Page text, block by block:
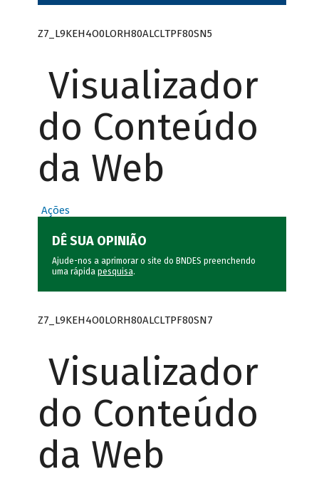
Z7_L9KEH4O0LORH80ALCLTPF80SN5
Visualizador
do Conteúdo
da Web
Ações
DÊ SUA OPINIÃO
Ajude-nos a aprimorar o site do BNDES preenchendo
uma rápida pesquisa.
Z7_L9KEH4O0LORH80ALCLTPF80SN7
Visualizador
do Conteúdo
da Web